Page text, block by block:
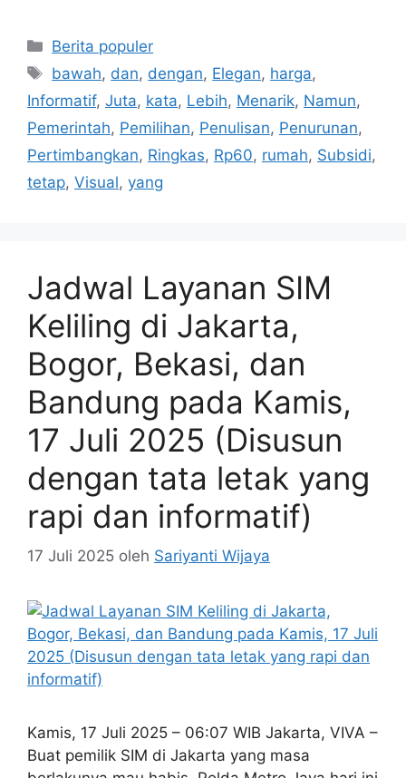
Kategori
Berita populer
Tag
bawah, dan, dengan, Elegan, harga,
Informatif, Juta, kata, Lebih, Menarik, Namun,
Pemerintah, Pemilihan, Penulisan, Penurunan,
Pertimbangkan, Ringkas, Rp60, rumah, Subsidi,
tetap, Visual, yang
Jadwal Layanan SIM
Keliling di Jakarta,
Bogor, Bekasi, dan
Bandung pada Kamis,
17 Juli 2025 (Disusun
dengan tata letak yang
rapi dan informatif)
17 Juli 2025 oleh Sariyanti Wijaya
Kamis, 17 Juli 2025 – 06:07 WIB Jakarta, VIVA –
Buat pemilik SIM di Jakarta yang masa